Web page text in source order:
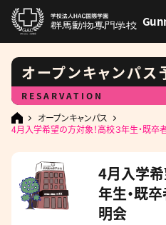
オープンキャンパス
RESARVATION
オープンキャンパス
4月入学希望の方対象！高校３年生・既卒
4月入学希
年生・既
明会